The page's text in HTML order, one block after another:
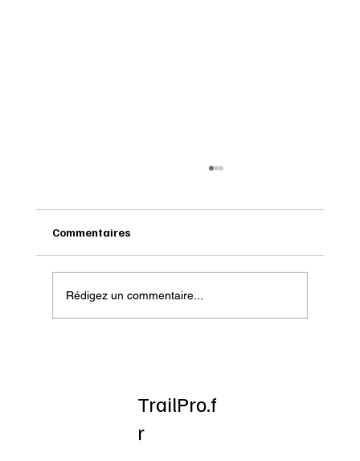
Onatera : Pour affronter l’hiver
Commentaires
Rédigez un commentaire...
TrailPro.f
r